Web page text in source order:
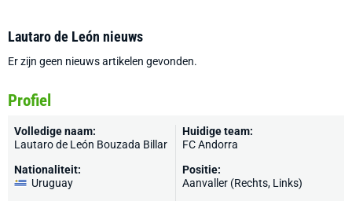
Lautaro de León nieuws
Er zijn geen nieuws artikelen gevonden.
Profiel
Volledige naam:
Lautaro de León Bouzada Billar
Nationaliteit:
Uruguay
Huidige team:
FC Andorra
Positie:
Aanvaller (Rechts, Links)